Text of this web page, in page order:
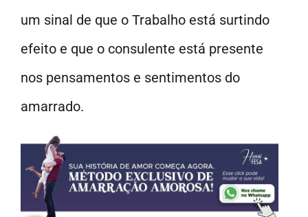
um sinal de que o Trabalho está surtindo
efeito e que o consulente está presente
nos pensamentos e sentimentos do
amarrado.